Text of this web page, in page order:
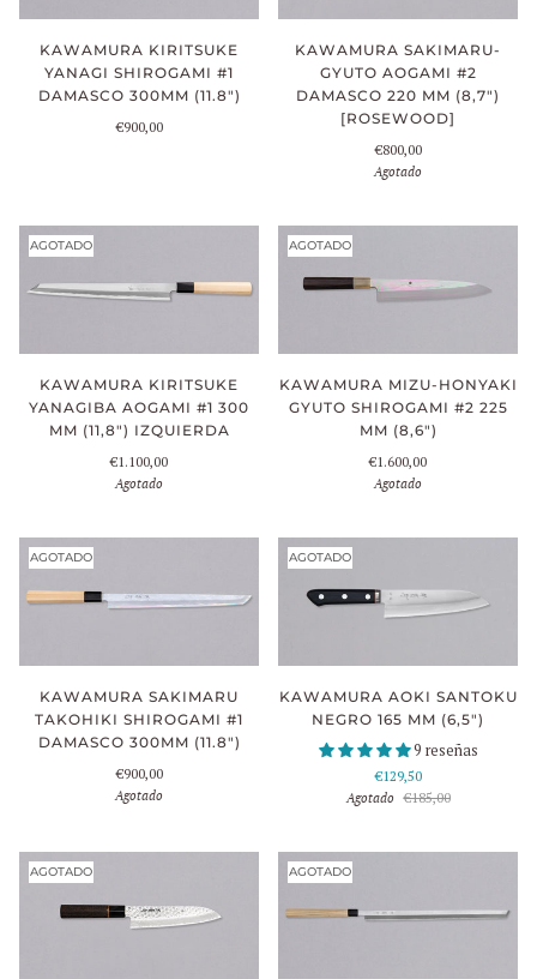
KAWAMURA KIRITSUKE
YANAGI SHIROGAMI #1
DAMASCO 300MM (11.8")
€900,00
KAWAMURA SAKIMARU-
GYUTO AOGAMI #2
DAMASCO 220 MM (8,7")
[ROSEWOOD]
€800,00
Agotado
AGOTADO
KAWAMURA KIRITSUKE
YANAGIBA AOGAMI #1 300
MM (11,8") IZQUIERDA
€1.100,00
Agotado
AGOTADO
KAWAMURA MIZU-HONYAKI
GYUTO SHIROGAMI #2 225
MM (8,6")
€1.600,00
Agotado
AGOTADO
KAWAMURA SAKIMARU
TAKOHIKI SHIROGAMI #1
DAMASCO 300MM (11.8")
€900,00
Agotado
AGOTADO
KAWAMURA AOKI SANTOKU
NEGRO 165 MM (6,5")
9 reseñas
€129,50
Agotado €185,00
AGOTADO AGOTADO